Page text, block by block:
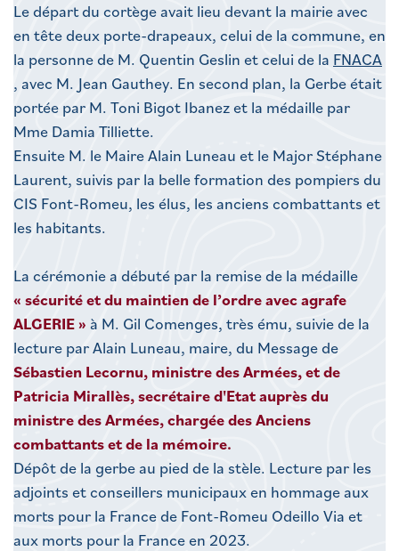
Le départ du cortège avait lieu devant la mairie avec
en tête deux porte-drapeaux, celui de la commune, en
la personne de M. Quentin Geslin et celui de la FNACA
, avec M. Jean Gauthey. En second plan, la Gerbe était
portée par M. Toni Bigot Ibanez et la médaille par
Mme Damia Tilliette.
Ensuite M. le Maire Alain Luneau et le Major Stéphane
Laurent, suivis par la belle formation des pompiers du
CIS Font-Romeu, les élus, les anciens combattants et
les habitants.
La cérémonie a débuté par la remise de la médaille
« sécurité et du maintien de l’ordre avec agrafe
ALGERIE » à M. Gil Comenges, très ému, suivie de la
lecture par Alain Luneau, maire, du Message de
Sébastien Lecornu, ministre des Armées, et de
Patricia Mirallès, secrétaire d'Etat auprès du
ministre des Armées, chargée des Anciens
combattants et de la mémoire.
Dépôt de la gerbe au pied de la stèle. Lecture par les
adjoints et conseillers municipaux en hommage aux
morts pour la France de Font-Romeu Odeillo Via et
aux morts pour la France en 2023.